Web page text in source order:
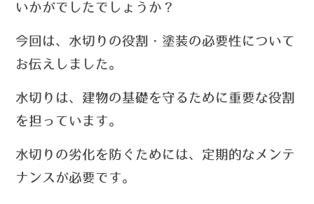
いかがでしたでしょうか？
今回は、水切りの役割・塗装の必要性について
お伝えしました。
水切りは、建物の基礎を守るために重要な役割
を担っています。
水切りの劣化を防ぐためには、定期的なメンテ
ナンスが必要です。